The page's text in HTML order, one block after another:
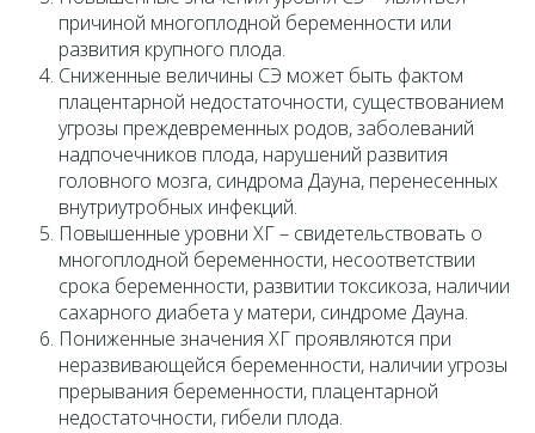
причиной многоплодной беременности или
развития крупного плода.
Сниженные величины СЭ может быть фактом
плацентарной недостаточности, существованием
угрозы преждевременных родов, заболеваний
надпочечников плода, нарушений развития
головного мозга, синдрома Дауна, перенесенных
внутриутробных инфекций.
Повышенные уровни ХГ – свидетельствовать о
многоплодной беременности, несоответствии
срока беременности, развитии токсикоза, наличии
сахарного диабета у матери, синдроме Дауна.
Пониженные значения ХГ проявляются при
неразвивающейся беременности, наличии угрозы
прерывания беременности, плацентарной
недостаточности, гибели плода.